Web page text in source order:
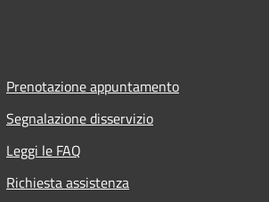
Prenotazione appuntamento
Segnalazione disservizio
Leggi le FAQ
Richiesta assistenza